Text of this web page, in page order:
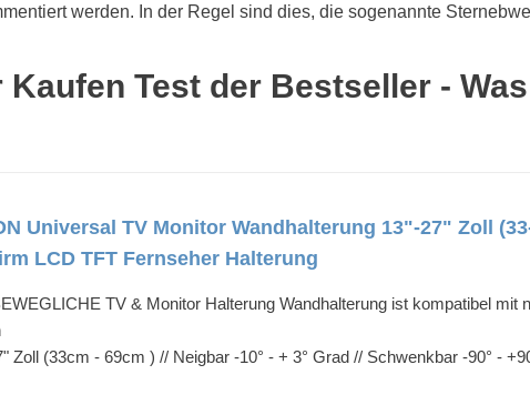
werden. In der Regel sind dies, die sogenannte
Test der Bestseller -
Universal TV Monitor Wandhalterung 13"-27" Zoll
LCD TFT Fernseher Halterung
TV & Monitor Halterung Wandhalterung ist kompatibel
Zoll (33cm - 69cm ) // Neigbar -10° - + 3° Grad // Schwenkbar -90° -